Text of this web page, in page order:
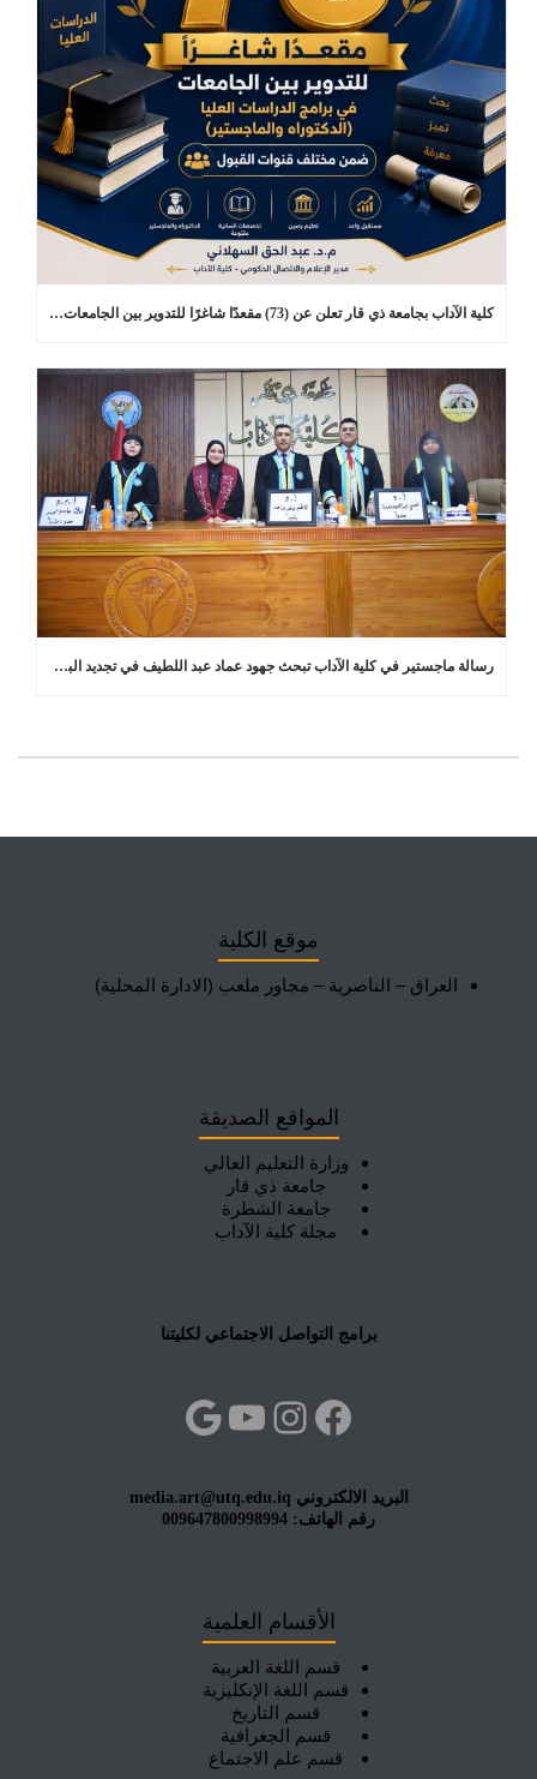
كلية الآداب بجامعة ذي قار تعلن عن (73) مقعدًا شاغرًا للتدوير بين الجامعات في برامج الدراسات العليا
رسالة ماجستير في كلية الآداب تبحث جهود عماد عبد اللطيف في تجديد البلاغة العربية
موقع الكلية
العراق – الناصرية – مجاور ملعب (الادارة المحلية)
المواقع الصديقة
وزارة التعليم العالي
جامعة ذي قار
جامعة الشطرة
مجلة كلية الآداب
برامج التواصل الاجتماعي لكليتنا
فيسبوك
إنستجرام
يوتيوب
البريد الالكتروني media.art@utq.edu.iq
رقم الهاتف: 009647800998994
الأقسام العلمية
قسم اللغة العربية
قسم اللغة الإنكليزية
قسم التاريخ
قسم الجغرافية
قسم علم الاجتماع